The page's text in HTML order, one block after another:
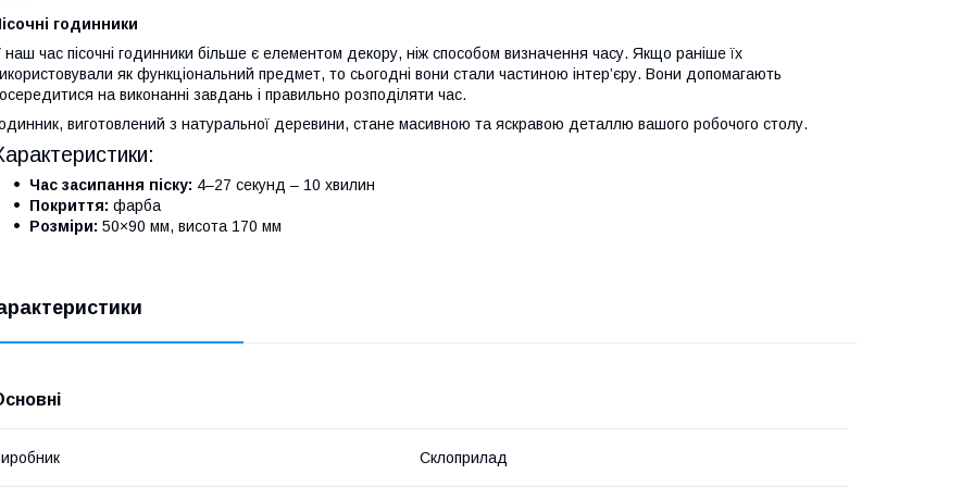
годинники
наш час пісочні годинники більше є елементом декору, ніж способом визначення часу. Якщо раніше їх
як функціональний предмет, то сьогодні вони стали частиною інтер’єру. Вони допомагають
на виконанні завдань і правильно розподіляти час.
виготовлений з натуральної деревини, стане масивною та яскравою деталлю вашого робочого столу.
Час засипання піску: 4–27 секунд – 10 хвилин
Покриття: фарба
Розміри: 50×90 мм, висота 170 мм
Склоприлад